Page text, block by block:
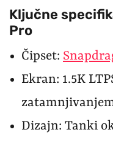
Ključne
Pro
Čipset:
Ekran: 1.5K
Dizajn: Tanki